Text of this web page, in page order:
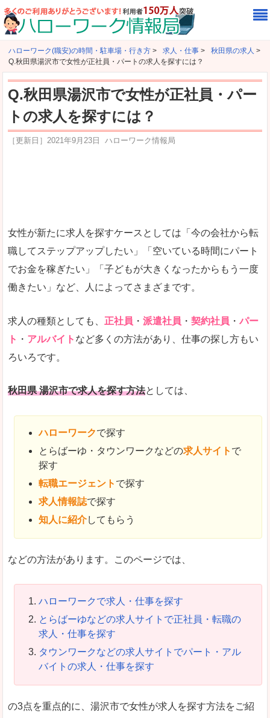
ハローワーク(職安)の時間・駐車場・行き方 > 求人・仕事 > 秋田県の求人 >
Q.秋田県湯沢市で女性が正社員・パートの求人を探すには？
Q.秋田県湯沢市で女性が正社員・パー
トの求人を探すには？
［更新日］ 2021年9月23日 ハローワーク情報局
女性が新たに求人を探すケースとしては「今の会社から転
職してステップアップしたい」「空いている時間にパート
でお金を稼ぎたい」「子どもが大きくなったからもう一度
働きたい」など、人によってさまざまです。
求人の種類としても、 正社員 ・ 派遣社員 ・ 契約社員 ・ パー
ト ・ アルバイト など多くの方法があり、仕事の探し方もい
ろいろです。
秋田県 湯沢市で求人を探す方法としては、
ハローワークで探す
とらばーゆ・タウンワークなどの求人サイト で
探す
転職エージェント で探す
求人情報誌で探す
知人に紹介してもらう
などの方法があります。このページでは、
ハローワークで求人・仕事を探す
とらばーゆなどの求人サイトで正社員・転職の
求人・仕事を探す
タウンワークなどの求人サイトでパート・アル
バイトの求人・仕事を探す
の3点を重点的に、湯沢市で女性が求人を探す方法をご紹